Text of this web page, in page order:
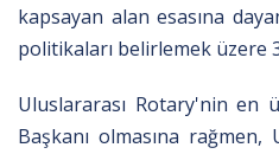
kapsayan alan esasına
politikaları belirlemek üzere
Uluslararası Rotary'nin en
Başkanı olmasına